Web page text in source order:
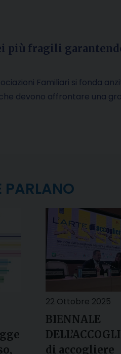
più fragili
Familiari si fonda
devono affrontare una
PARLANO
22 Ottobre 2025
BIENNALE
di accogliere